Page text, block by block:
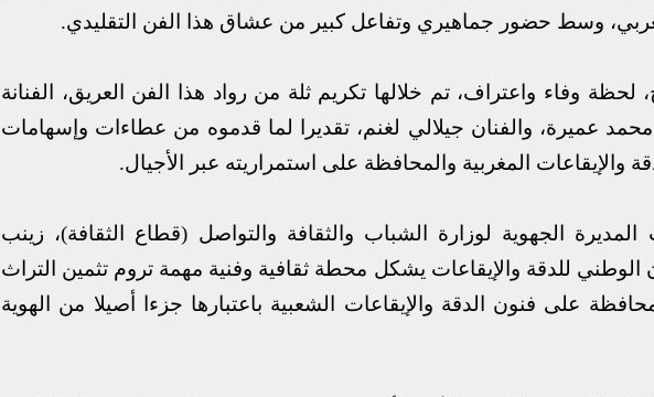
وسط حضور جماهيري وتفاعل كبير من عشاق هذا الفن التقليدي.
لحظة وفاء واعتراف، تم خلالها تكريم ثلة من رواد هذا الفن العريق، الفنانة
محمد عميرة، والفنان جيلالي لغنم، تقديرا لما قدموه من عطاءات وإسهامات
والإيقاعات المغربية والمحافظة على استمراريته عبر الأجيال.
المديرة الجهوية لوزارة الشباب والثقافة والتواصل (قطاع الثقافة)، زينب
الوطني للدقة والإيقاعات يشكل محطة ثقافية وفنية مهمة تروم تثمين التراث
على فنون الدقة والإيقاعات الشعبية باعتبارها جزءا أصيلا من الهوية